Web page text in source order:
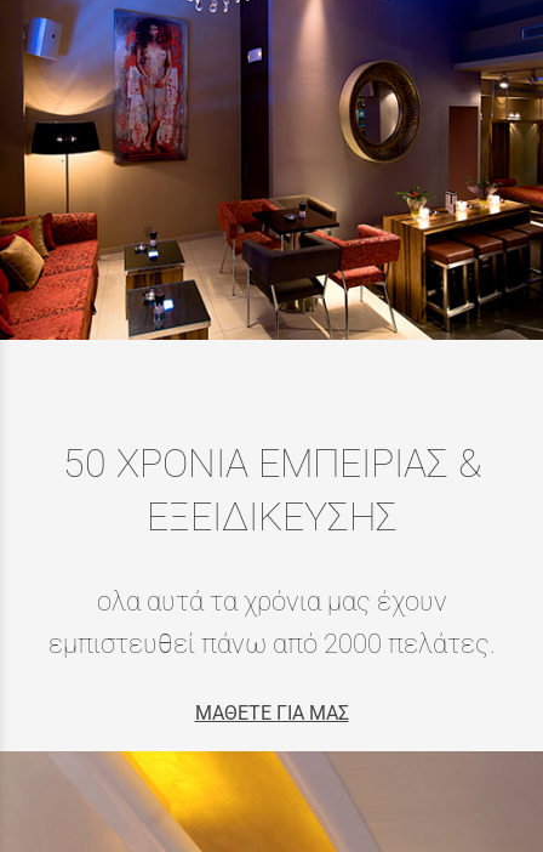
50 ΧΡΟΝΙΑ ΕΜΠΕΙΡΙΑΣ &
ΕΞΕΙΔΙΚΕΥΣΗΣ
ολα αυτά τα χρόνια μας έχουν
εμπιστευθεί πάνω από 2000 πελάτες.
ΜΑΘΕΤΕ ΓΙΑ ΜΑΣ